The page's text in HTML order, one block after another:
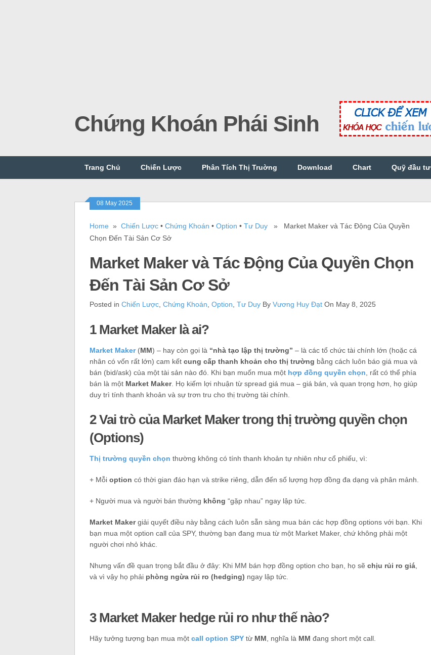
Chứng Khoán Phái Sinh
Trang Chủ Chiến Lược Phân Tích Thị Truờng Download Chart Quỹ đầu tư
08 May 2025
Home » Chiến Lược• Chứng Khoán • Option • Tư Duy» Market Maker và Tác Động Của Quyền
Chọn Đến Tài Sản Cơ Sở
Market Maker và Tác Động Của Quyền Chọn
Đến Tài Sản Cơ Sở
Posted in Chiến Lược, Chứng Khoán Option Tư DuyBy Vương Huy ĐạtOn May 8, 2025
1 Market Maker là ai?
Market Maker(MM) – hay còn gọi là “nhà tạo lập thị trường” – là các tổ chức tài chính lớn (hoặc cá
nhân có vốn rất lớn) cam kết cung cấp thanh khoản cho thị trường bằng cách luôn báo giá mua và
bán (bid/ask) của một tài sản nào đó. Khi bạn muốn mua một hợp đồng quyền chọn , rất có thể phía
bán là mộtMarket Maker. Họ kiếm lợi nhuận từ spread giá mua – giá bán, và quan trọng hơn, họ giúp
duy trì tính thanh khoản và sự trơn tru cho thị trường tài chính.
2 Vai trò của Market Maker trong thị trường quyền chọn
(Options)
Thị trường quyền chọn thường không có tính thanh khoản tự nhiên như cổ phiếu, vì:
+ Mỗi option có thời gian đáo hạn và strike riêng, dẫn đến số lượng hợp đồng đa dạng và phân mảnh.
+ Người mua và người bán thường không “gặp nhau” ngay lập tức.
Market Makergiải quyết điều này bằng cách luôn sẵn sàng mua bán các hợp đồng options với bạn. Khi
bạn mua một option call của SPY, thường bạn đang mua từ một Market Maker, chứ không phải một
người chơi nhỏ khác.
Nhưng vấn đề quan trọng bắt đầu ở đây: Khi MM bán hợp đồng option cho bạn, họ sẽ chịu rủi ro giá,
và vì vậy họ phải phòng ngừa rủi ro (hedging) ngay lập tức.
3 Market Maker hedge rủi ro như thế nào?
Hãy tưởng tượng bạn mua một call option SPY từ MM , nghĩa là MM đang short một call.